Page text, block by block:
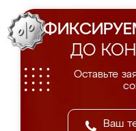
ДО
Оставьте